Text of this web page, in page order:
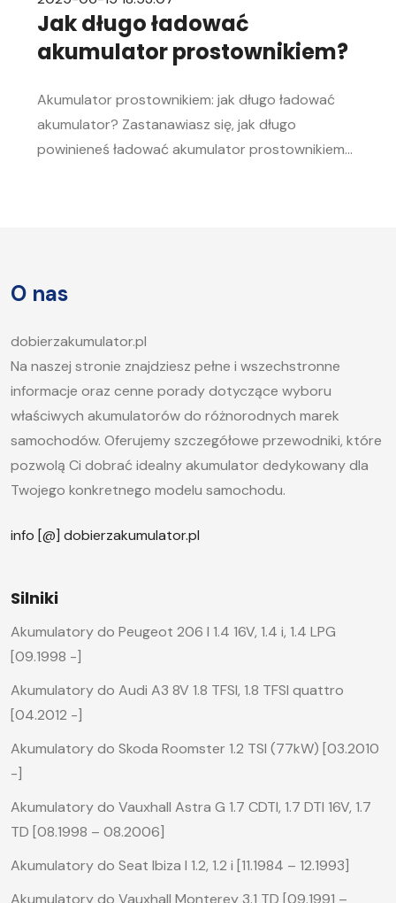
Jak długo ładować
akumulator prostownikiem?
Akumulator prostownikiem: jak długo ładować
akumulator? Zastanawiasz się, jak długo
powinieneś ładować akumulator prostownikiem?
jak długo ładować akumulator samochodowy i
O nas
dobierzakumulator.pl
Na naszej stronie znajdziesz pełne i wszechstronne
informacje oraz cenne porady dotyczące wyboru
właściwych akumulatorów do różnorodnych marek
samochodów. Oferujemy szczegółowe przewodniki, które
pozwolą Ci dobrać idealny akumulator dedykowany dla
Twojego konkretnego modelu samochodu.
info [@] dobierzakumulator.pl
Silniki
Akumulatory do Peugeot 206 I 1.4 16V, 1.4 i, 1.4 LPG
[09.1998 -]
Akumulatory do Audi A3 8V 1.8 TFSI, 1.8 TFSI quattro
[04.2012 -]
Akumulatory do Skoda Roomster 1.2 TSI (77kW) [03.2010
-]
Akumulatory do Vauxhall Astra G 1.7 CDTI, 1.7 DTI 16V, 1.7
TD [08.1998 – 08.2006]
Akumulatory do Seat Ibiza I 1.2, 1.2 i [11.1984 – 12.1993]